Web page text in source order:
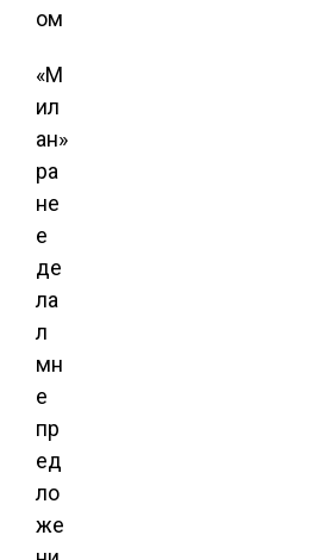
ом
«М
ил
ан»
ра
не
е
де
ла
л
мн
е
пр
ед
ло
же